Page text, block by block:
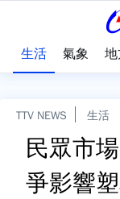
生活 氣象
TTV NEWS 生活
民眾市
爭影響